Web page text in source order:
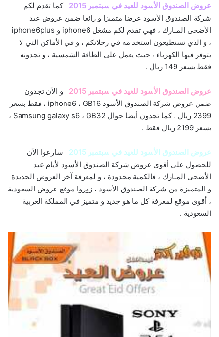
عروض الصندوق الأسود للعيد في سبتمبر 2015
: كما تقدم لكم
شركة الصندوق الأسود عرضا متميزا و رائعا ضمن عروض عيد
الأضحى المبارك ، فهي تقدم لكم مشغل iphone6 و iphone6plus
، و الذي تستطيعون استخدامه في رحلاتكم ، و في الأماكن التي لا
يتوفر فيها الكهرباء ، حيث يعمل على الطاقة الشمسية ، و تجدونه
فقط بسعر 149 ريال .
عروض الصندوق الأسود للعيد في سبتمبر 2015
: و الآن تجدون
ضمن عروض شركة الصندوق الأسود iphone6 ، GB16 ، فقط بسعر
2399 ريال ، كما تجدون أيضا جوال Samsung galaxy s6 ، GB32 ،
بسعر 2199 ريال فقط .
عروض الصندوق الأسود للعيد في سبتمبر 2015
: سارعوا الآن
للحصول على أقوى عروض شركة الصندوق الأسود لأيام عيد
الأضحى المبارك ، فالكمية محدودة ، و لمعرفة آخر العروض الجديدة
و المتميزة من شركة الصندوق الأسود ، زوروا موقع عروض السعودية
، أقوى موقع لمعرفة كل ما هو جديد و متميز في المملكة العربية
السعودية .